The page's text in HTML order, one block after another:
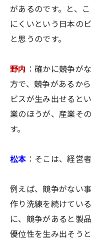
があるのです。と、
にくいという日本の
と思うのです。
野内 ：確かに競争が
方で、競争があるか
ビスが生み出せると
業のほうが、産業そ
す。
松本 ：そこは、経営
例えば、競争がない
作り洗練を続けてい
に、競争があると製
優位性を生み出そう